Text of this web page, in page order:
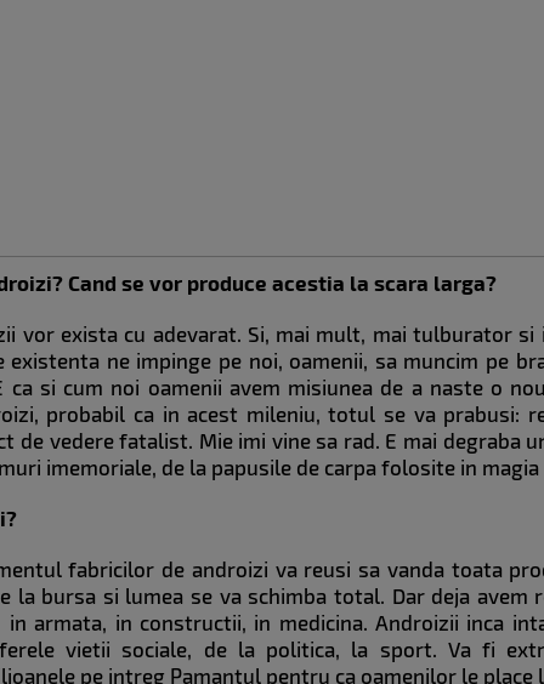
Cand se vor produce acestia la scara larga?
vor exista cu adevarat. Si, mai mult, mai tulburator
ne impinge pe noi, oamenii, sa muncim pe
si cum noi oamenii avem misiunea de a naste o
probabil ca in acest mileniu, totul se va prabusi:
de vedere fatalist. Mie imi vine sa rad. E mai degraba
imemoriale, de la papusile de carpa folosite in magia
fabricilor de androizi va reusi sa vanda toata
la bursa si lumea se va schimba total. Dar deja avem
armata, in constructii, in medicina. Androizii inca
vietii sociale, de la politica, la sport. Va fi
pe intreg Pamantul pentru ca oamenilor le place